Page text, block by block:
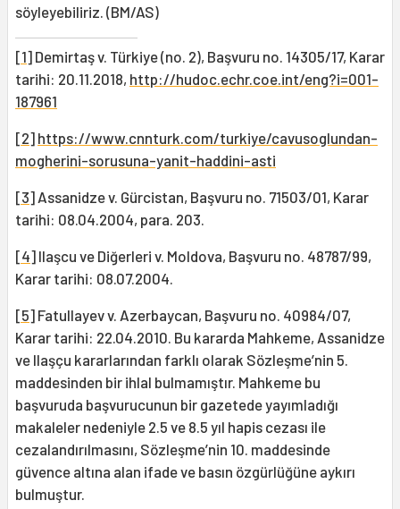
söyleyebiliriz. (BM/AS)
[1] Demirtaş v. Türkiye (no. 2), Başvuru no. 14305/17, Karar
tarihi: 20.11.2018, http://hudoc.echr.coe.int/eng?i=001-
187961
[2] https://www.cnnturk.com/turkiye/cavusoglundan-
mogherini-sorusuna-yanit-haddini-asti
[3] Assanidze v. Gürcistan, Başvuru no. 71503/01, Karar
tarihi: 08.04.2004, para. 203.
[4] Ilaşcu ve Diğerleri v. Moldova, Başvuru no. 48787/99,
Karar tarihi: 08.07.2004.
[5] Fatullayev v. Azerbaycan, Başvuru no. 40984/07,
Karar tarihi: 22.04.2010. Bu kararda Mahkeme, Assanidze
ve Ilaşçu kararlarından farklı olarak Sözleşme’nin 5.
maddesinden bir ihlal bulmamıştır. Mahkeme bu
başvuruda başvurucunun bir gazetede yayımladığı
makaleler nedeniyle 2.5 ve 8.5 yıl hapis cezası ile
cezalandırılmasını, Sözleşme’nin 10. maddesinde
güvence altına alan ifade ve basın özgürlüğüne aykırı
bulmuştur.